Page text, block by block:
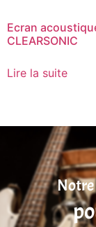
Ecran
CLEARSONIC
Lire la suite
Notre